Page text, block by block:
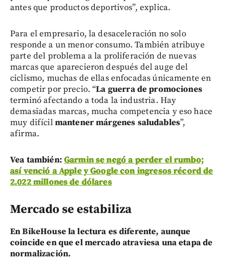
antes que productos deportivos”, explica.
Para el empresario, la desaceleración no solo
responde a un menor consumo. También atribuye
parte del problema a la proliferación de nuevas
marcas que aparecieron después del auge del
ciclismo, muchas de ellas enfocadas únicamente en
competir por precio. “La guerra de promociones
terminó afectando a toda la industria. Hay
demasiadas marcas, mucha competencia y eso hace
muy difícilmantener márgenes saludables”,
afirma.
Vea también: Garmin se negó a perder el rumbo;
así venció a Apple y Google con ingresos récord de
2.022 millones de dólares
Mercado se estabiliza
En BikeHouse la lectura es diferente, aunque
coincide en que el mercado atraviesa una etapa de
normalización.